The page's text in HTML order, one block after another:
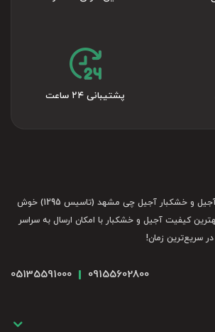
پشتیبانی ۲۴ ساعت
به شعبه آنلاین فروشگاه آجیل و خشکبار آجیل چی مشهد (تاسیس 1295) خوش
کیفیت آجیل و خشکبار با امکان ارسال به سراسر
سریع‌ترین زمان!
09155602800
05135591000